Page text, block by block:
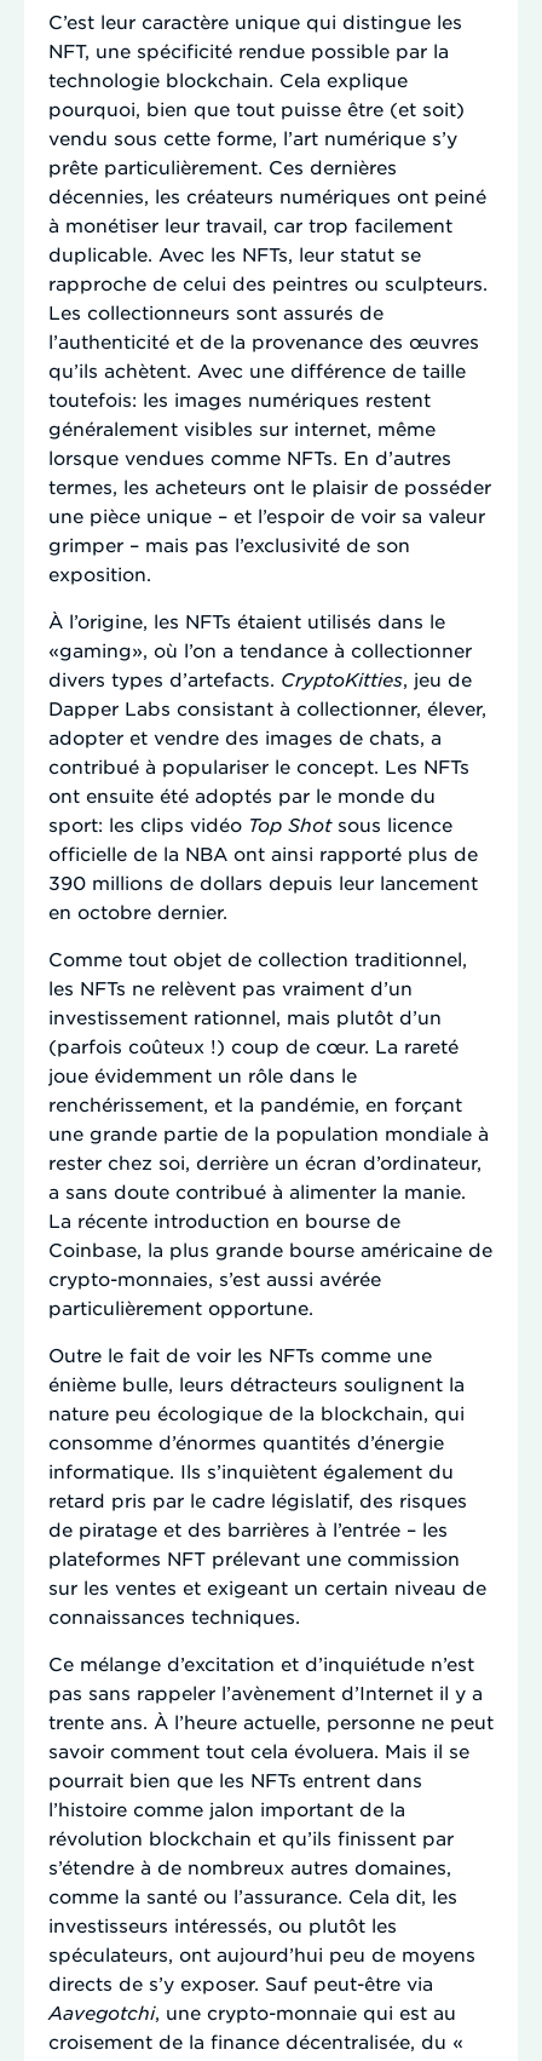
C’est leur caractère unique qui distingue les
NFT, une spécificité rendue possible par la
technologie blockchain. Cela explique
pourquoi, bien que tout puisse être (et soit)
vendu sous cette forme, l’art numérique s’y
prête particulièrement. Ces dernières
décennies, les créateurs numériques ont peiné
à monétiser leur travail, car trop facilement
duplicable. Avec les NFTs, leur statut se
rapproche de celui des peintres ou sculpteurs.
Les collectionneurs sont assurés de
l’authenticité et de la provenance des œuvres
qu’ils achètent. Avec une différence de taille
toutefois: les images numériques restent
généralement visibles sur internet, même
lorsque vendues comme NFTs. En d’autres
termes, les acheteurs ont le plaisir de posséder
une pièce unique – et l’espoir de voir sa valeur
grimper – mais pas l’exclusivité de son
exposition.
À l’origine, les NFTs étaient utilisés dans le
«gaming», où l’on a tendance à collectionner
divers types d’artefacts. CryptoKitties, jeu de
Dapper Labs consistant à collectionner, élever,
adopter et vendre des images de chats, a
contribué à populariser le concept. Les NFTs
ont ensuite été adoptés par le monde du
sport: les clips vidéo Top Shot sous licence
officielle de la NBA ont ainsi rapporté plus de
390 millions de dollars depuis leur lancement
en octobre dernier.
Comme tout objet de collection traditionnel,
les NFTs ne relèvent pas vraiment d’un
investissement rationnel, mais plutôt d’un
(parfois coûteux !) coup de cœur. La rareté
joue évidemment un rôle dans le
renchérissement, et la pandémie, en forçant
une grande partie de la population mondiale à
rester chez soi, derrière un écran d’ordinateur,
a sans doute contribué à alimenter la manie.
La récente introduction en bourse de
Coinbase, la plus grande bourse américaine de
crypto-monnaies, s’est aussi avérée
particulièrement opportune.
Outre le fait de voir les NFTs comme une
énième bulle, leurs détracteurs soulignent la
nature peu écologique de la blockchain, qui
consomme d’énormes quantités d’énergie
informatique. Ils s’inquiètent également du
retard pris par le cadre législatif, des risques
de piratage et des barrières à l’entrée – les
plateformes NFT prélevant une commission
sur les ventes et exigeant un certain niveau de
connaissances techniques.
Ce mélange d’excitation et d’inquiétude n’est
pas sans rappeler l’avènement d’Internet il y a
trente ans. À l’heure actuelle, personne ne peut
savoir comment tout cela évoluera. Mais il se
pourrait bien que les NFTs entrent dans
l’histoire comme jalon important de la
révolution blockchain et qu’ils finissent par
s’étendre à de nombreux autres domaines,
comme la santé ou l’assurance. Cela dit, les
investisseurs intéressés, ou plutôt les
spéculateurs, ont aujourd’hui peu de moyens
directs de s’y exposer. Sauf peut-être via
Aavegotchi, une crypto-monnaie qui est au
croisement de la finance décentralisée, du «